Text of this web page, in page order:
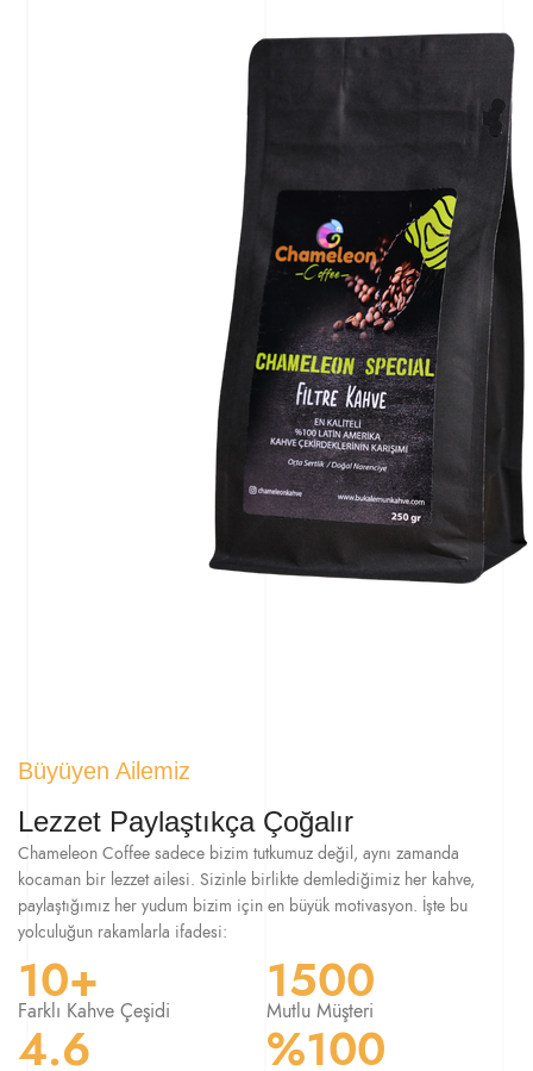
Büyüyen Ailemiz
Lezzet Paylaştıkça Çoğalır
Chameleon Coffee sadece bizim tutkumuz değil, aynı zamanda
kocaman bir lezzet ailesi. Sizinle birlikte demlediğimiz her kahve,
paylaştığımız her yudum bizim için en büyük motivasyon. İşte bu
yolculuğun rakamlarla ifadesi:
10+
Farklı Kahve Çeşidi 1500
Mutlu Müşteri
4.6 %100